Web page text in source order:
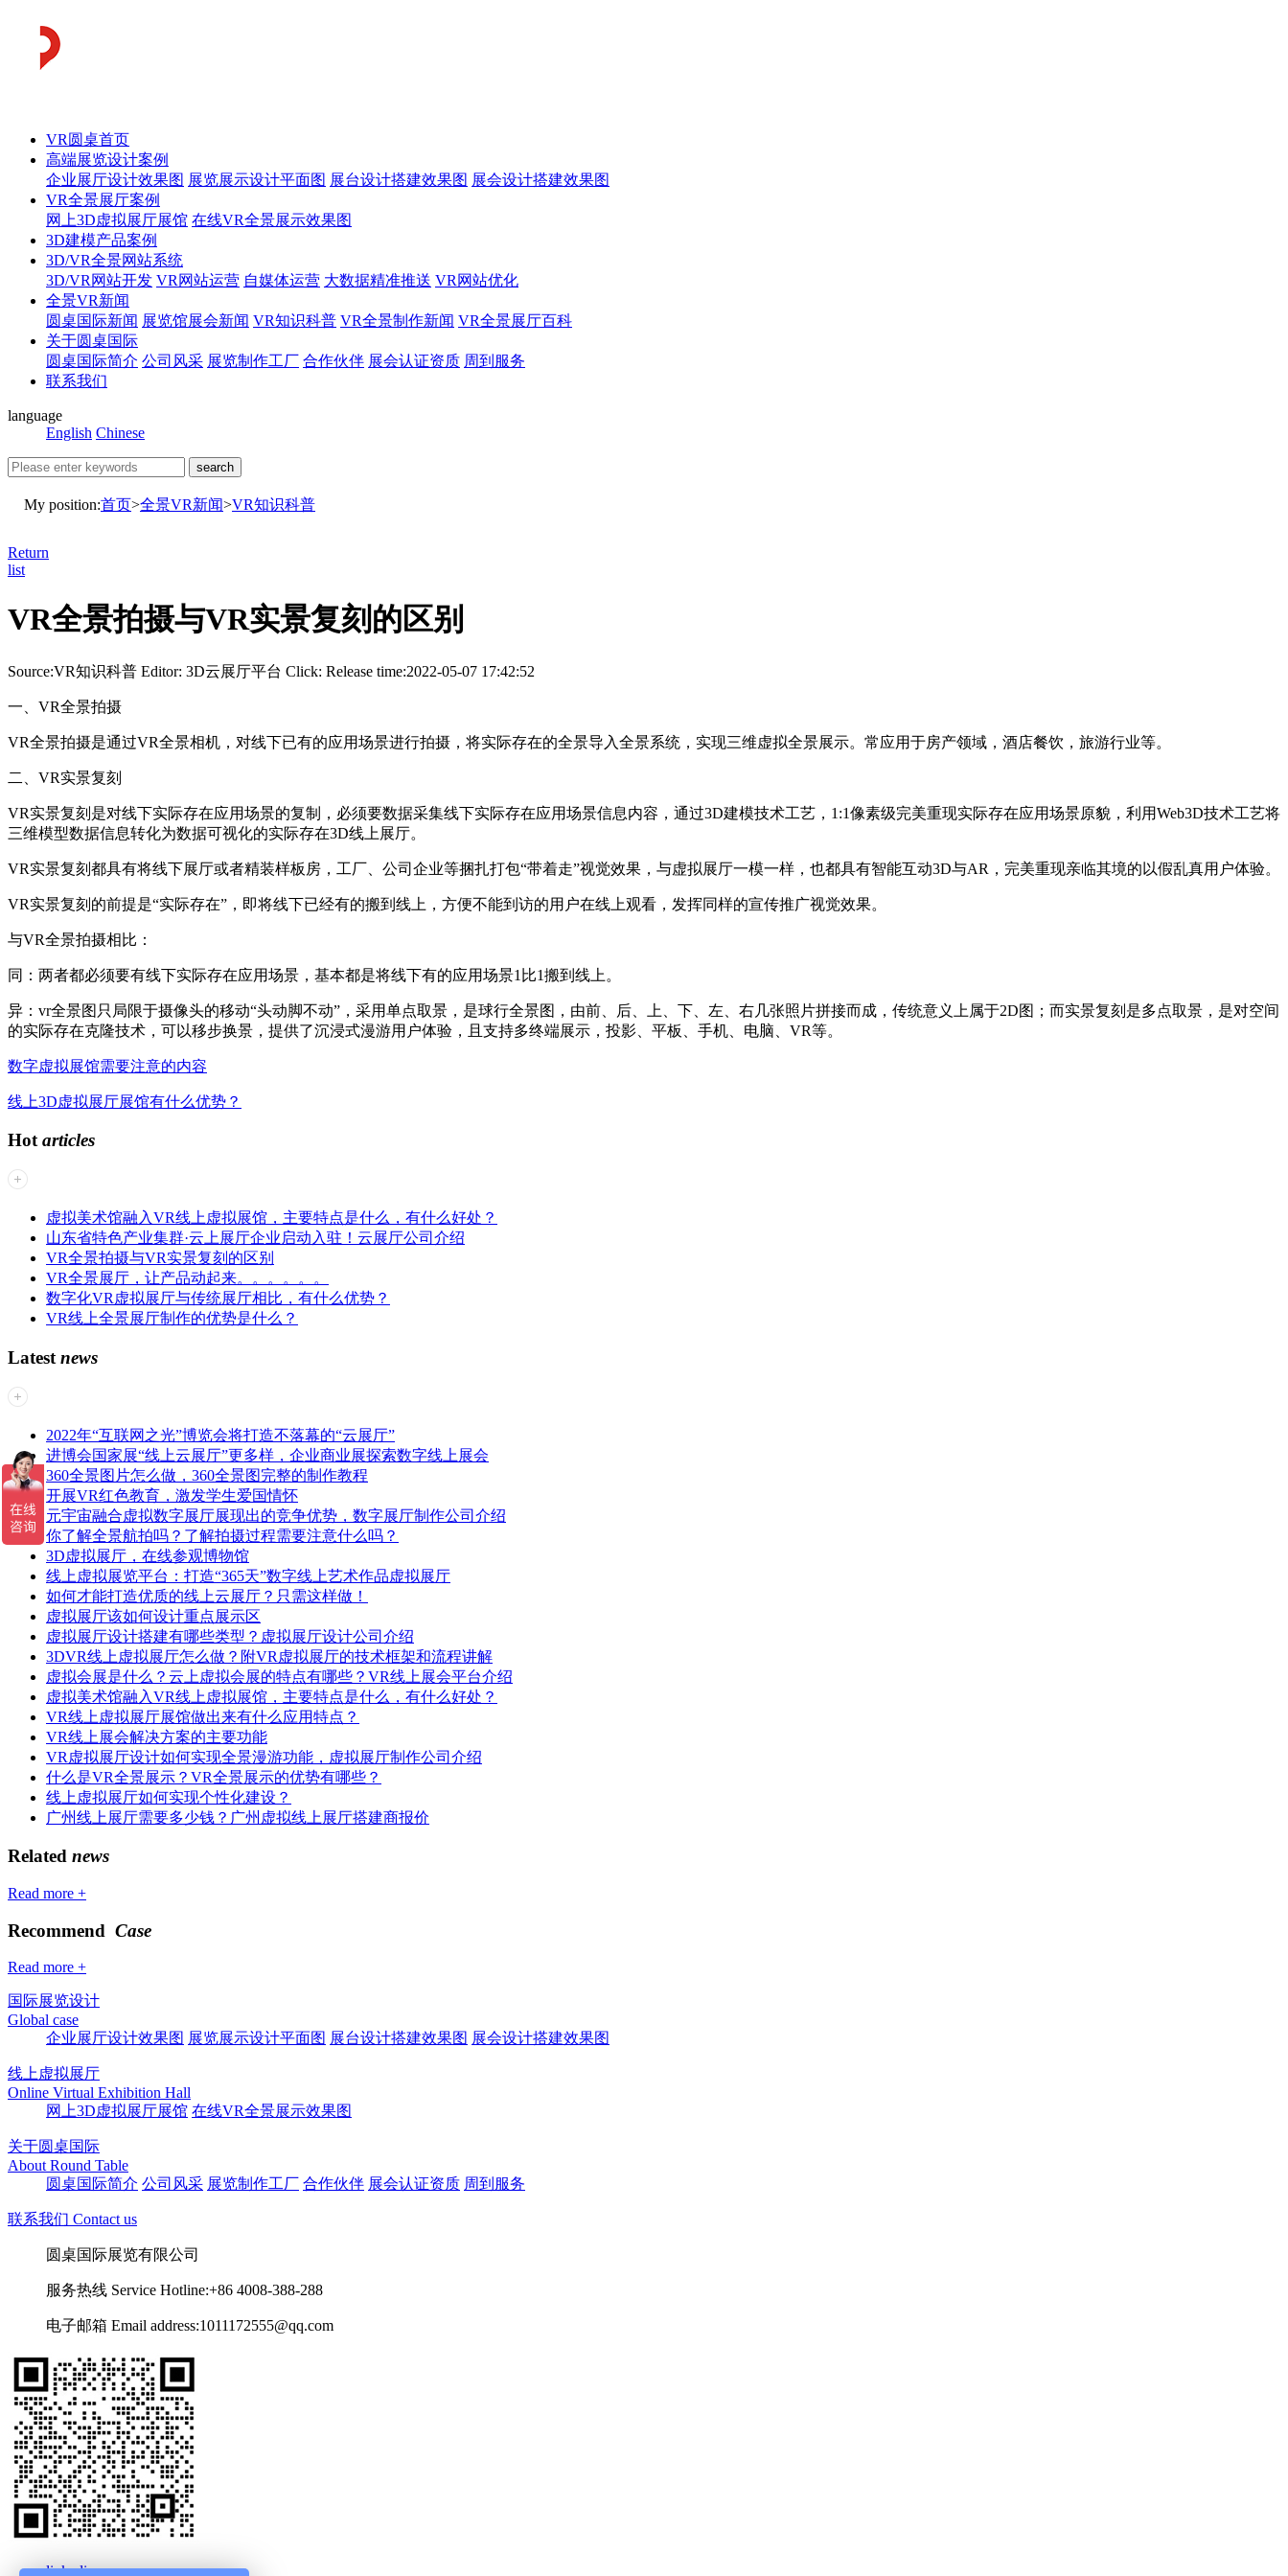
VR圆桌首页
高端展览设计案例
企业展厅设计效果图 展览展示设计平面图 展台设计搭建效果图 展会设计搭建效果图
VR全景展厅案例
网上3D虚拟展厅展馆 在线VR全景展示效果图
3D建模产品案例
3D/VR全景网站系统
3D/VR网站开发 VR网站运营 自媒体运营 大数据精准推送 VR网站优化
全景VR新闻
圆桌国际新闻 展览馆展会新闻 VR知识科普 VR全景制作新闻 VR全景展厅百科
关于圆桌国际
圆桌国际简介 公司风采 展览制作工厂 合作伙伴 展会认证资质 周到服务
联系我们
language
English Chinese
search
My position:首页>全景VR新闻>VR知识科普
Return
list
VR全景拍摄与VR实景复刻的区别
Source:VR知识科普 Editor: 3D云展厅平台 Click: Release time:2022-05-07 17:42:52
一、VR全景拍摄
VR全景拍摄是通过VR全景相机，对线下已有的应用场景进行拍摄，将实际存在的全景导入全景系统，实现三维虚拟全景展示。常应用于房产领域，酒店餐饮，旅游行业等。
二、VR实景复刻
VR实景复刻是对线下实际存在应用场景的复制，必须要数据采集线下实际存在应用场景信息内容，通过3D建模技术工艺，1:1像素级完美重现实际存在应用场景原貌，利用Web3D技术工艺将
三维模型数据信息转化为数据可视化的实际存在3D线上展厅。
VR实景复刻都具有将线下展厅或者精装样板房，工厂、公司企业等捆扎打包“带着走”视觉效果，与虚拟展厅一模一样，也都具有智能互动3D与AR，完美重现亲临其境的以假乱真用户体验。
VR实景复刻的前提是“实际存在”，即将线下已经有的搬到线上，方便不能到访的用户在线上观看，发挥同样的宣传推广视觉效果。
与VR全景拍摄相比：
同：两者都必须要有线下实际存在应用场景，基本都是将线下有的应用场景1比1搬到线上。
异：vr全景图只局限于摄像头的移动“头动脚不动”，采用单点取景，是球行全景图，由前、后、上、下、左、右几张照片拼接而成，传统意义上属于2D图；而实景复刻是多点取景，是对空间
的实际存在克隆技术，可以移步换景，提供了沉浸式漫游用户体验，且支持多终端展示，投影、平板、手机、电脑、VR等。
数字虚拟展馆需要注意的内容
线上3D虚拟展厅展馆有什么优势？
Hotarticles
虚拟美术馆融入VR线上虚拟展馆，主要特点是什么，有什么好处？
山东省特色产业集群·云上展厅企业启动入驻！云展厅公司介绍
VR全景拍摄与VR实景复刻的区别
VR全景展厅，让产品动起来。。。。。。
数字化VR虚拟展厅与传统展厅相比，有什么优势？
VR线上全景展厅制作的优势是什么？
Latest news
2022年“互联网之光”博览会将打造不落幕的“云展厅”
进博会国家展“线上云展厅”更多样，企业商业展探索数字线上展会
360全景图片怎么做，360全景图完整的制作教程
开展VR红色教育，激发学生爱国情怀
元宇宙融合虚拟数字展厅展现出的竞争优势，数字展厅制作公司介绍
你了解全景航拍吗？了解拍摄过程需要注意什么吗？
3D虚拟展厅，在线参观博物馆
线上虚拟展览平台：打造“365天”数字线上艺术作品虚拟展厅
如何才能打造优质的线上云展厅？只需这样做！
虚拟展厅该如何设计重点展示区
虚拟展厅设计搭建有哪些类型？虚拟展厅设计公司介绍
3DVR线上虚拟展厅怎么做？附VR虚拟展厅的技术框架和流程讲解
虚拟会展是什么？云上虚拟会展的特点有哪些？VR线上展会平台介绍
虚拟美术馆融入VR线上虚拟展馆，主要特点是什么，有什么好处？
VR线上虚拟展厅展馆做出来有什么应用特点？
VR线上展会解决方案的主要功能
VR虚拟展厅设计如何实现全景漫游功能，虚拟展厅制作公司介绍
什么是VR全景展示？VR全景展示的优势有哪些？
线上虚拟展厅如何实现个性化建设？
广州线上展厅需要多少钱？广州虚拟线上展厅搭建商报价
Related news
Read more +
Recommend Case
Read more +
国际展览设计
Global case
企业展厅设计效果图 展览展示设计平面图 展台设计搭建效果图 展会设计搭建效果图
线上虚拟展厅
Online Virtual Exhibition Hall
网上3D虚拟展厅展馆 在线VR全景展示效果图
关于圆桌国际
About Round Table
圆桌国际简介 公司风采 展览制作工厂 合作伙伴 展会认证资质 周到服务
联系我们 Contact us
圆桌国际展览有限公司
服务热线 Service Hotline:+86 4008-388-288
电子邮箱 Email address:1011172555@qq.com
linkedin